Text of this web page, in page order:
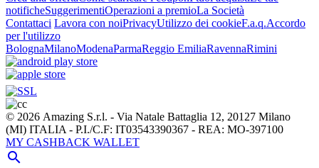
notificheSuggerimentiOperazioni a premioLa Società
Contattaci Lavora con noiPrivacyUtilizzo dei cookieF.a.q.Accordo
per l'utilizzo
BolognaMilanoModenaParmaReggio EmiliaRavennaRimini
© 2026 Amazing S.r.l. - Via Natale Battaglia 12, 20127 Milano
(MI) ITALIA - P.I./C.F: IT03543390367 - REA: MO-397100
MY CASHBACK WALLET
